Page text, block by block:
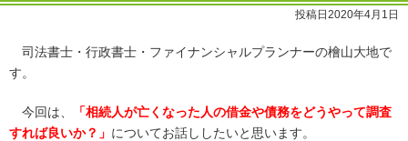
投稿日2020年4月1日
司法書士・行政書士・ファイナンシャルプランナーの檜山大地で
す。
今回は、
「相続人が亡くなった人の借金や債務をどうやって調査
すれば良いか？」 についてお話ししたいと思います。